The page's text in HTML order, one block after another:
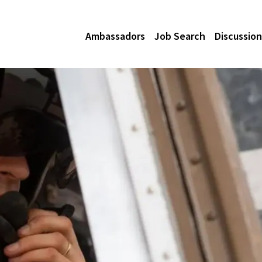
Ambassadors Job Search